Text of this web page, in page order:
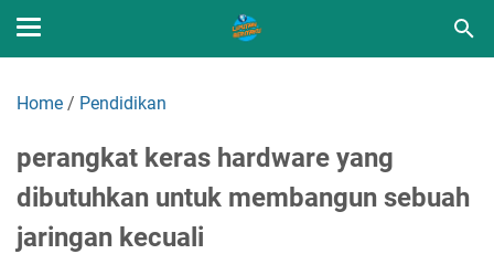
Home / Pendidikan
perangkat keras hardware yang
dibutuhkan untuk membangun sebuah
jaringan kecuali